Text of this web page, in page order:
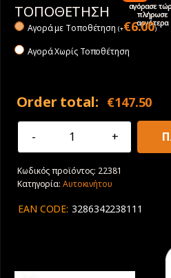
αγόρασε
πλήρωσε
αργότερα
ΤΟΠΟΘΕΤΗΣΗ
Αγορά με Tοποθέτηση (+€6.00)
Αγορά Χωρίς Τοποθέτηση
Order total: €147.50
245/40R18
Bridgestone
Turanza
ποσότητα
Κωδικός προϊόντος: 22381
Κατηγορία: Αυτοκινήτου
EAN CODE: 3286342238111